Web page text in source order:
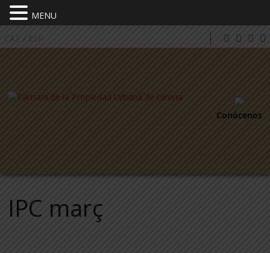
CAT / ESP
Conócenos
IPC març
MENU